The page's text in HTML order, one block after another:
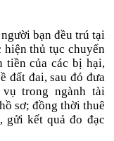
bạn đều trú tại
hiện thủ tục chuyển
tiền của các bị hại,
đất đai, sau đó đưa
trong ngành tài
sơ; đồng thời thuê
gửi kết quả đo đạc